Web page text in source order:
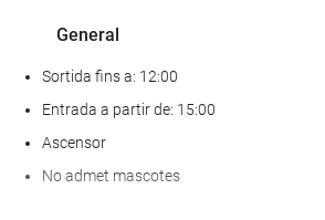
General
Sortida fins a: 12:00
Entrada a partir de: 15:00
Ascensor
No admet mascotes